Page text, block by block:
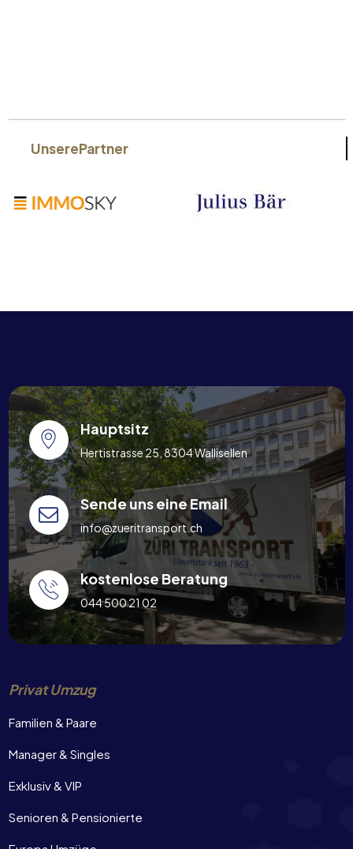
UnserePartner
Hauptsitz
Hertistrasse 25, 8304 Wallisellen
Sende uns eine Email
info@zueritransport.ch
kostenlose Beratung
044 500 21 02
Privat Umzug
Familien & Paare
Manager & Singles
Exklusiv & VIP
Senioren & Pensionierte